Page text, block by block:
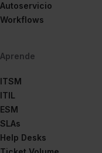
Autoservicio
Workflows
Aprende
ITSM
ITIL
ESM
SLAs
Help Desks